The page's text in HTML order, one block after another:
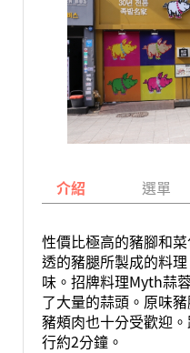
介紹 選單
性價比極高的豬腳和
透的豬腿所製成的料
味。招牌料理Myth蒜
了大量的蒜頭。原味
豬頰肉也十分受歡迎
行約2分鐘。